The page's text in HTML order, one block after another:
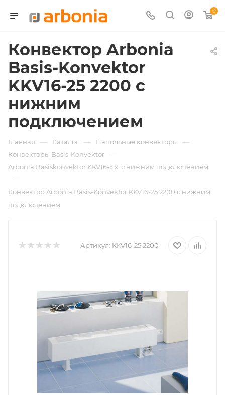
0
Конвектор Arbonia
Basis-Konvektor
KKV16-25 2200 с
нижним
подключением
Главная — Каталог — Напольные конвекторы —
Конвекторы Basis-Konvektor —
Arbonia Basiskonvektor KKV16-х x, с нижним подключением
—
Конвектор Arbonia Basis-Konvektor KKV16-25 2200 с нижним
подключением
Артикул: KKV16-25 2200